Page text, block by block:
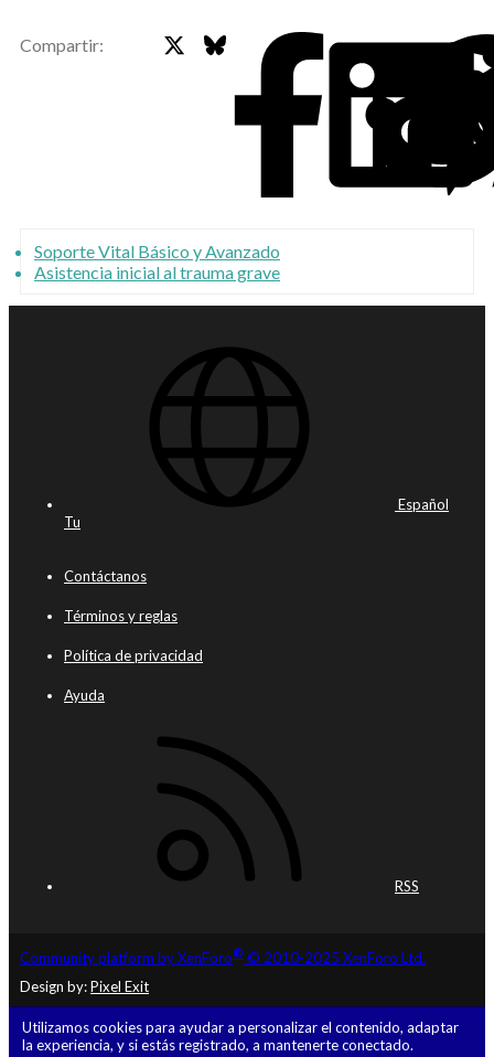
Compartir: Bluesky
Soporte Vital Básico y Avanzado
Asistencia inicial al trauma grave
Español
Tu
Contáctanos
Términos y reglas
Política de privacidad
Ayuda
RSS
Community platform by XenForo® © 2010-2025 XenForo Ltd.
Design by:Pixel Exit
Utilizamos cookies para ayudar a personalizar el contenido, adaptar
la experiencia, y si estás registrado, a mantenerte conectado.